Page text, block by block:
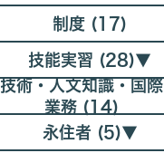
制度 (17)
技能実習 (28)▼
技術・人文知識・国際
業務 (14)
永住者 (5)▼